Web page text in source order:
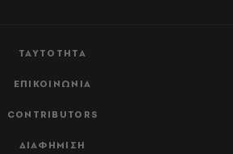
ΤΑΥΤΟΤΗΤΑ
ΕΠΙΚΟΙΝΩΝΙΑ
CONTRIBUTORS
ΔΙΑΦΗΜΙΣΗ